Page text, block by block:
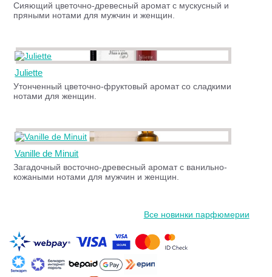
Сияющий цветочно-древесный аромат с мускусный и
пряными нотами для мужчин и женщин.
Juliette
Утонченный цветочно-фруктовый аромат со сладкими
нотами для женщин.
Vanille de Minuit
Загадочный восточно-древесный аромат с ванильно-
кожаными нотами для мужчин и женщин.
Все новинки парфюмерии